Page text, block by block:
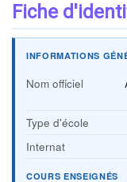
Fiche
INFORMATIONS
Nom officiel
Type d'école
Internat
COURS ENSEIGNÉS